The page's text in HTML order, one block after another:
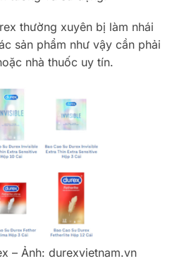
thường xuyên bị làm nhái
sản phẩm như vậy cần phải
nhà thuốc uy tín.
– Ảnh: durexvietnam.vn